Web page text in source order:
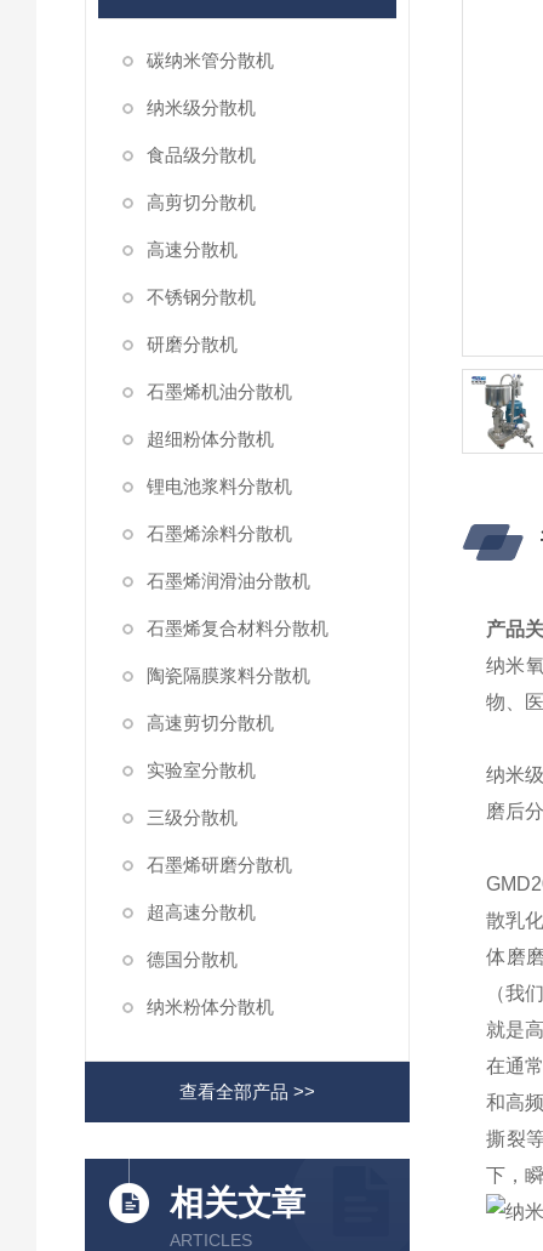
碳纳米管分散机
纳米级分散机
食品级分散机
高剪切分散机
高速分散机
不锈钢分散机
研磨分散机
石墨烯机油分散机
超细粉体分散机
锂电池浆料分散机
石墨烯涂料分散机
石墨烯润滑油分散机
石墨烯复合材料分散机
陶瓷隔膜浆料分散机
高速剪切分散机
实验室分散机
三级分散机
石墨烯研磨分散机
超高速分散机
德国分散机
纳米粉体分散机
查看全部产品 >>
相关文章
ARTICLES
产品
纳米
物、
纳米
磨后
GM
散乳
体磨
（我
就是
在通
和高
撕裂
下，